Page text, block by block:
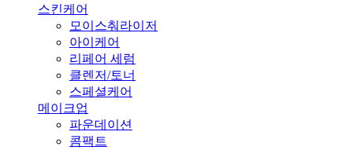
스킨케어
모이스춰라이저
아이케어
리페어 세럼
클렌저/토너
스페셜케어
메이크업
파운데이션
콤팩트